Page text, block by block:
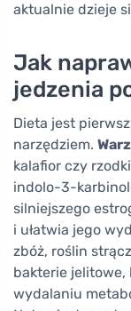
aktualnie dzieje
Jak
jedzenia
Dieta jest
narzędziem.
kalafior czy
indolo-3-
silniejszego
i ułatwia jego
zbóż, roślin
bakterie
wydalaniu